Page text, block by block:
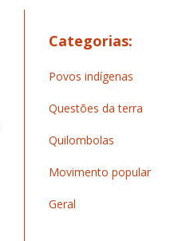
Categorias:
Povos indígenas
Questões da terra
Quilombolas
Movimento popular
Geral